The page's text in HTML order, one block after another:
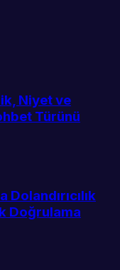
Niyet ve
Türünü
Doğrulama